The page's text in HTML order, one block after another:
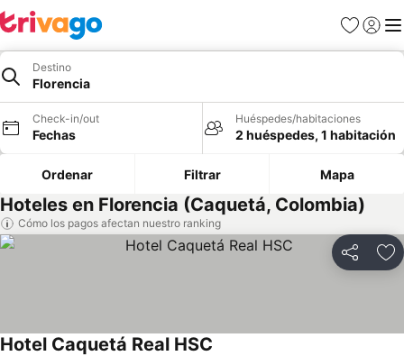
Favoritos
Iniciar
Destino
Florencia
Check-in/out
Fechas
Huéspedes/habitaciones
2 huéspedes, 1 habitación
Ordenar Filtrar Mapa
Hoteles en Florencia (Caquetá, Colombia)
Cómo los pagos afectan nuestro ranking
Compartir
Hotel Caquetá Real HSC